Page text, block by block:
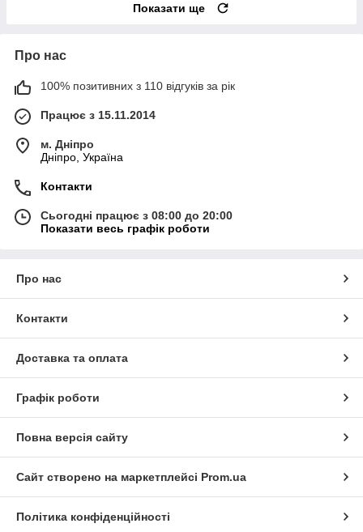
Показати ще
Про нас
100% позитивних з 110 відгуків за рік
Працює з 15.11.2014
м. Дніпро
Дніпро, Україна
Контакти
Сьогодні працює з 08:00 до 20:00
Показати весь графік роботи
Про нас
Контакти
Доставка та оплата
Графік роботи
Повна версія сайту
Сайт створено на маркетплейсі Prom.ua
Політика конфіденційності